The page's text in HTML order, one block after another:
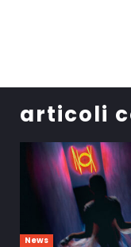
articoli
News